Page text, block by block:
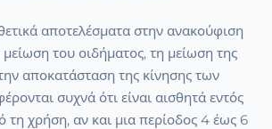
αποτελέσματα στην ανακούφιση
του οιδήματος, τη μείωση της
αποκατάσταση της κίνησης των
συχνά ότι είναι αισθητά εντός
τη χρήση, αν και μια περίοδος 4 έως 6